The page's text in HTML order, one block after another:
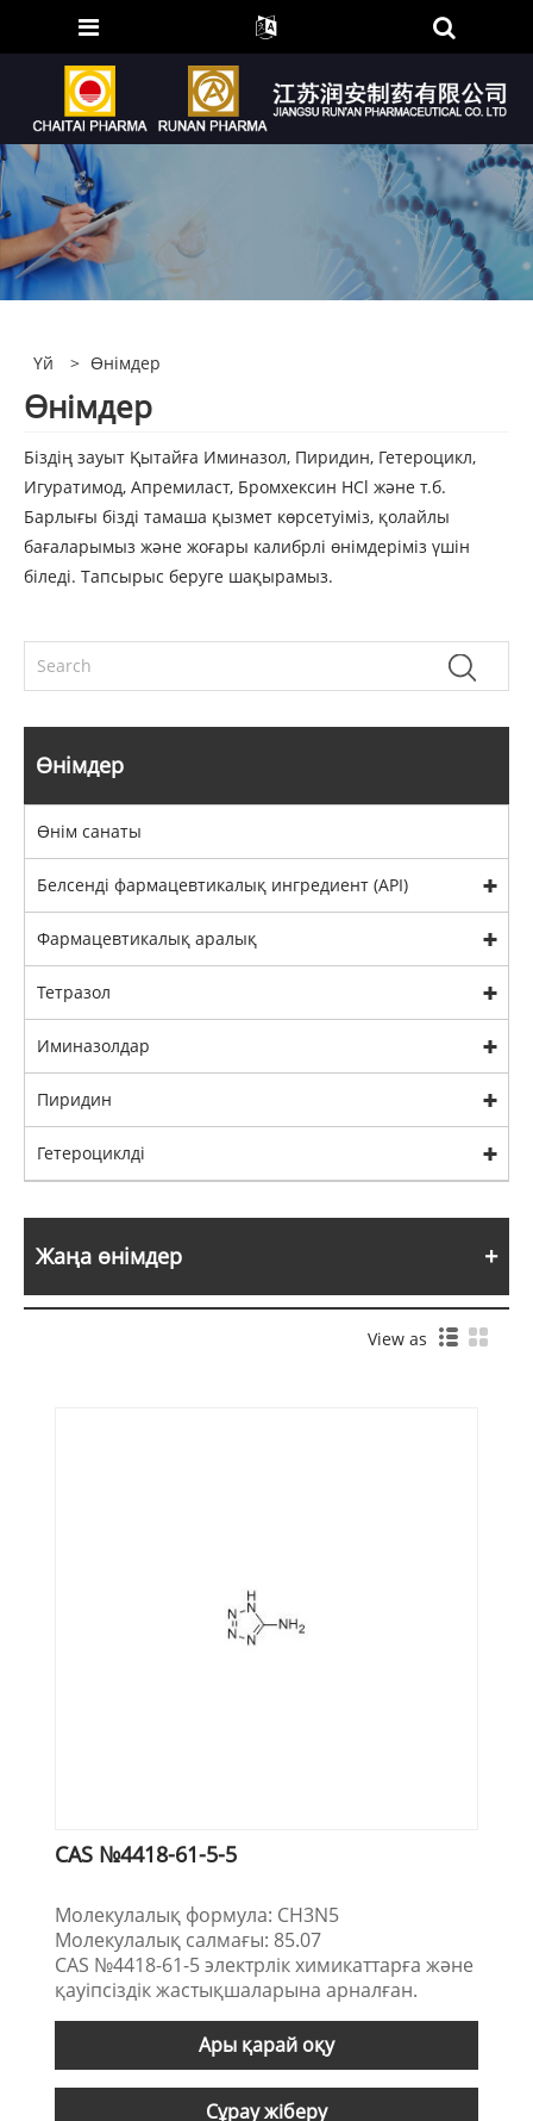
Үй > Өнімдер
Өнімдер
Біздің зауыт Қытайға Иминазол, Пиридин, Гетероцикл,
Игуратимод, Апремиласт, Бромхексин HCl және т.б.
Барлығы бізді тамаша қызмет көрсетуіміз, қолайлы
бағаларымыз және жоғары калибрлі өнімдеріміз үшін
біледі. Тапсырыс беруге шақырамыз.
Өнімдер
Өнім санаты
Белсенді фармацевтикалық ингредиент (API)
Фармацевтикалық аралық
Тетразол
Иминазолдар
Пиридин
Гетероциклді
Жаңа өнімдер
View as
CAS №4418-61-5-5
Молекулалық формула: CH3N5
Молекулалық салмағы: 85.07
CAS №4418-61-5 электрлік химикаттарға және
қауіпсіздік жастықшаларына арналған.
Ары қарай оқу
Сұрау жіберу